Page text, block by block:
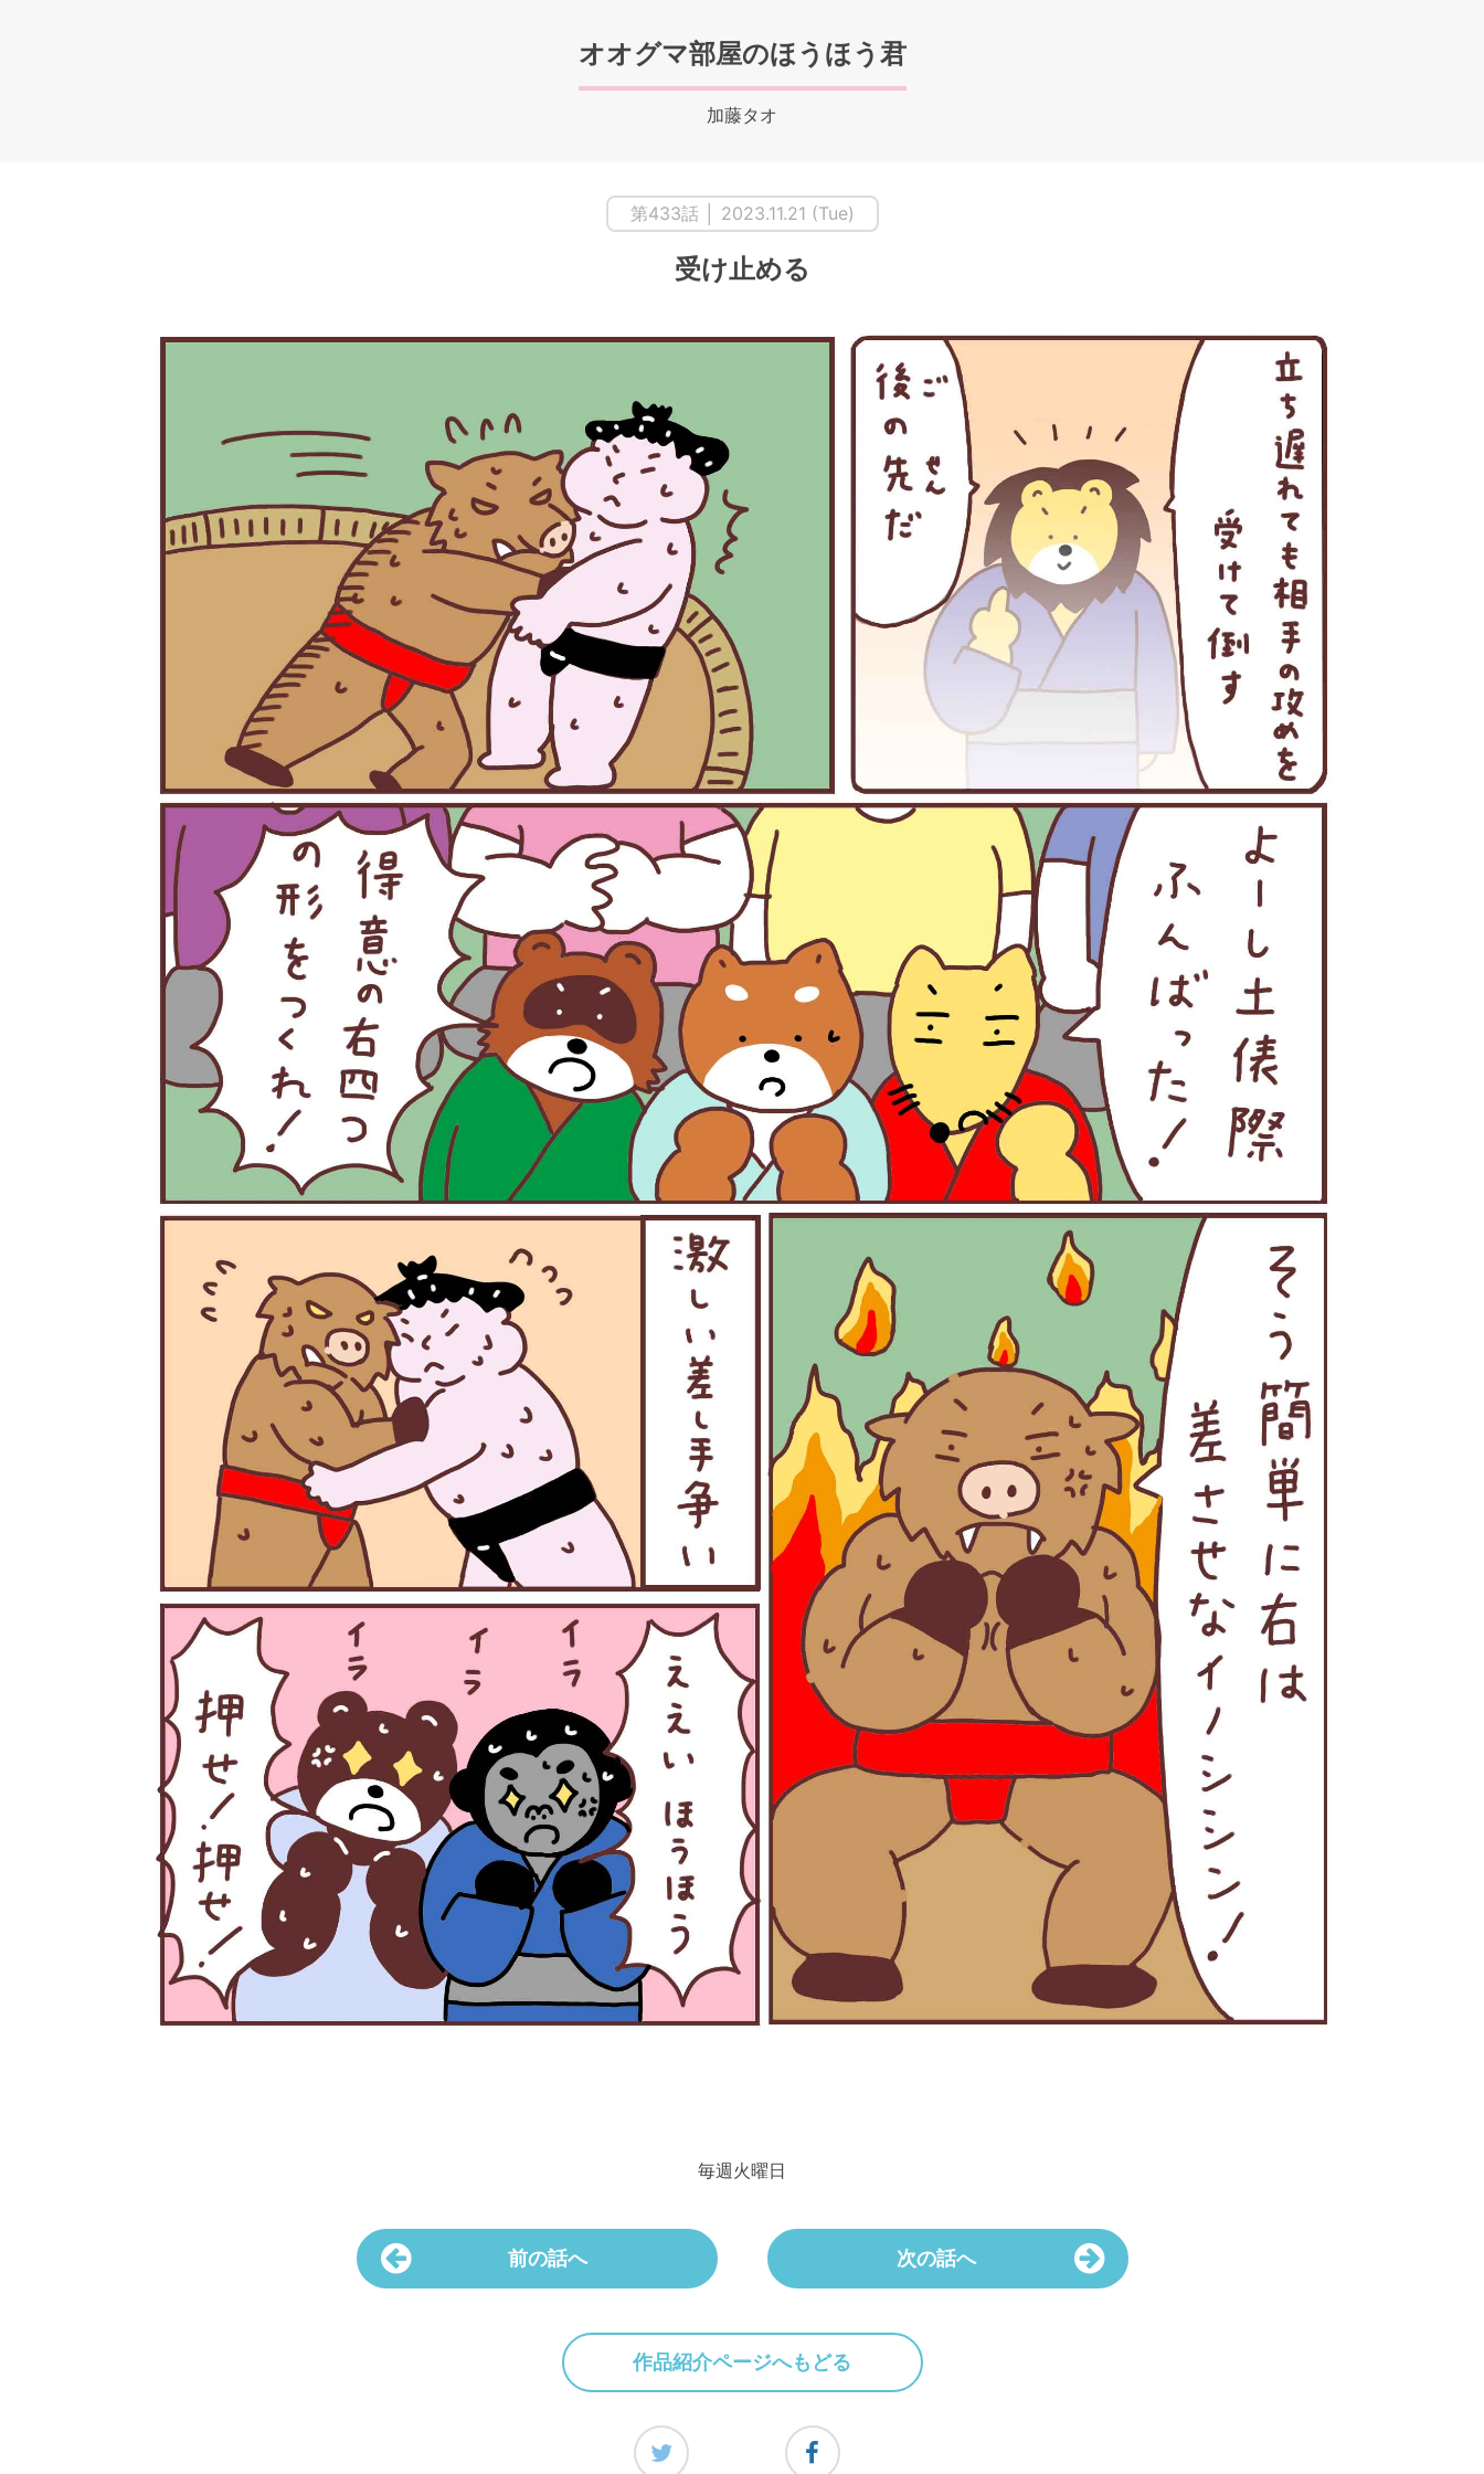
オオグマ部屋のほうほう君
加藤タオ
第433話 │ 2023.11.21 (Tue)
受け止める
毎週火曜日
前の話へ 次の話へ
作品紹介ページへもどる